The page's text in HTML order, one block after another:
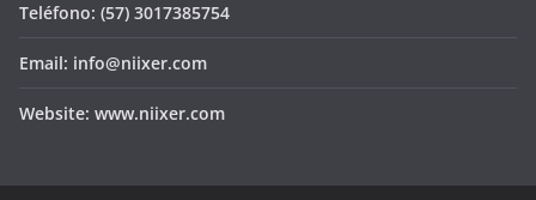
Teléfono: (57) 3017385754
Email: info@niixer.com
Website: www.niixer.com